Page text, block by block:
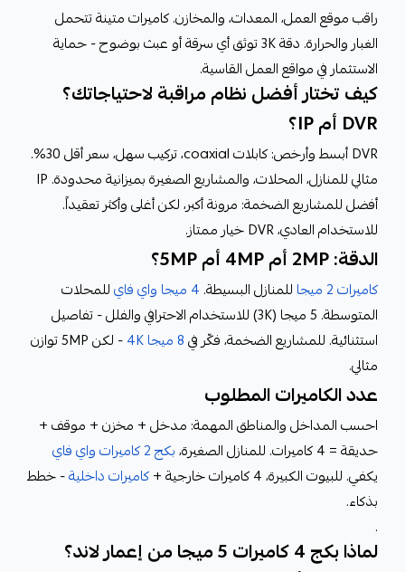
راقب موقع العمل، المعدات، والمخازن. كاميرات متينة تتحمل
الغبار والحرارة. دقة 3K توثق أي سرقة أو عبث بوضوح - حماية
الاستثمار في مواقع العمل القاسية.
كيف تختار أفضل نظام مراقبة لاحتياجاتك؟
DVR أم IP؟
DVR أبسط وأرخص: كابلات coaxial، تركيب سهل، سعر أقل 30%.
مثالي للمنازل، المحلات، والمشاريع الصغيرة بميزانية محدودة. IP
أفضل للمشاريع الضخمة: مرونة أكبر، لكن أغلى وأكثر تعقيداً.
للاستخدام العادي، DVR خيار ممتاز.
الدقة: 2MP أم 4MP أم 5MP؟
كاميرات 2 ميجا للمنازل البسيطة. 4 ميجا واي فاي
للمحلات
المتوسطة. 5 ميجا (3K) للاستخدام الاحترافي والفلل - تفاصيل
استثنائية. للمشاريع الضخمة، فكّر في8 ميجا 4K
- لكن 5MP توازن
مثالي.
عدد الكاميرات المطلوب
احسب المداخل والمناطق المهمة: مدخل + مخزن + موقف +
حديقة = 4 كاميرات. للمنازل الصغيرة،
بكج 2 كاميرات واي فاي
يكفي. للبيوت الكبيرة، 4 كاميرات خارجية +
كاميرات داخلية- خطط
بذكاء.
.
لماذا بكج 4 كاميرات 5 ميجا من إعمار لاند؟